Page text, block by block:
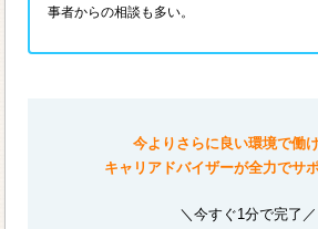
事者からの相談も多い。
今よりさらに良い環境で働
キャリアドバイザーが全力でサ
＼今すぐ1分で完了／